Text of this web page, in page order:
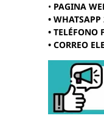
• PAGINA
•
•
• CORREO